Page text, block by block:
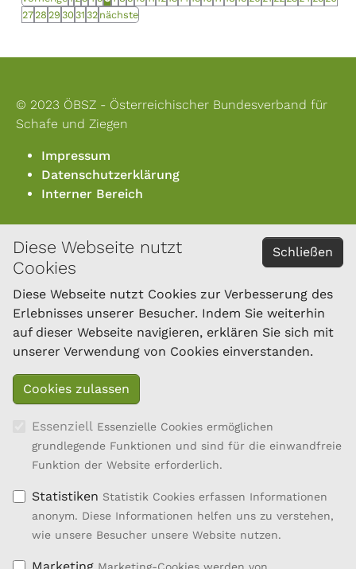
Schließen
Diese Webseite nutzt
Cookies
Diese Webseite nutzt Cookies zur Verbesserung des
Erlebnisses unserer Besucher. Indem Sie weiterhin
auf dieser Webseite navigieren, erklären Sie sich mit
unserer Verwendung von Cookies einverstanden.
Essenziell Essenzielle Cookies ermöglichen
grundlegende Funktionen und sind für die einwandfreie
Funktion der Website erforderlich.
Statistiken Statistik Cookies erfassen Informationen
anonym. Diese Informationen helfen uns zu verstehen,
wie unsere Besucher unsere Website nutzen.
2728 29 30 31 32 nächste
© 2023 ÖBSZ - Österreichischer Bundesverband für
Schafe und Ziegen
Impressum
Datenschutzerklärung
Interner Bereich
KONTAKT
Österreichischer Bundesverband für Schafe und
Ziegen
Dresdner Straße 89/B1/18
1200 Wien
Tel.: 01/334 17 21-40